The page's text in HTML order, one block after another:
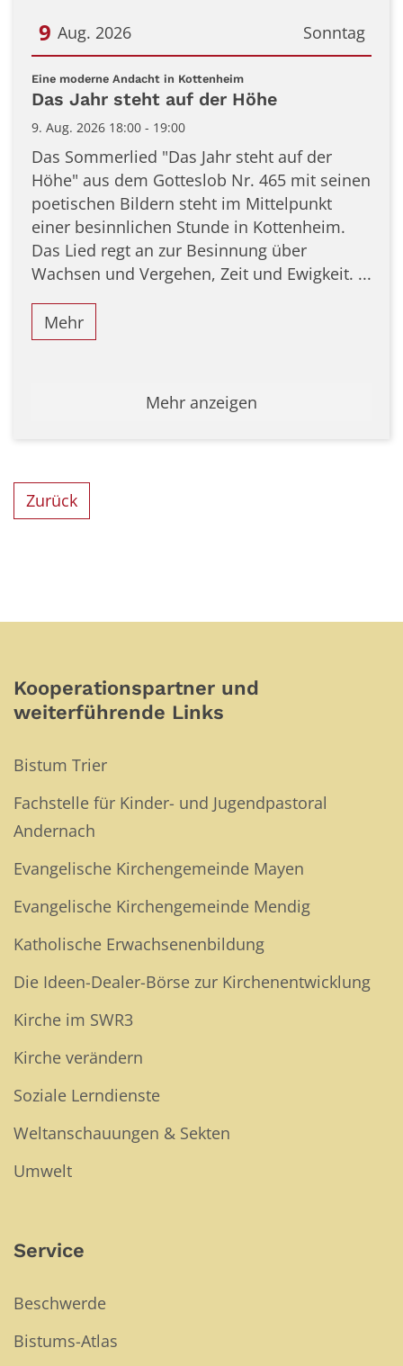
Sonntag
9 Aug. 2026
Datum: 9. August 2026
Eine moderne Andacht in Kottenheim:
Das Jahr steht auf der Höhe
9. Aug. 2026 18:00 - 19:00
Das Sommerlied "Das Jahr steht auf der
Höhe" aus dem Gotteslob Nr. 465 mit seinen
poetischen Bildern steht im Mittelpunkt
einer besinnlichen Stunde in Kottenheim.
Das Lied regt an zur Besinnung über
Wachsen und Vergehen, Zeit und Ewigkeit. ...
Mehr
Mehr anzeigen
Zurück
Kooperationspartner und
weiterführende Links
Bistum Trier
Fachstelle für Kinder- und Jugendpastoral
Andernach
Evangelische Kirchengemeinde Mayen
Evangelische Kirchengemeinde Mendig
Katholische Erwachsenenbildung
Die Ideen-Dealer-Börse zur Kirchenentwicklung
Kirche im SWR3
Kirche verändern
Soziale Lerndienste
Weltanschauungen & Sekten
Umwelt
Service
Beschwerde
Bistums-Atlas